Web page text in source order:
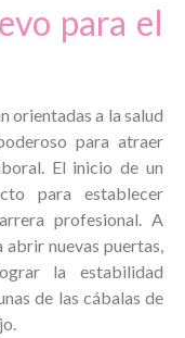
para el
orientadas a la salud
para atraer
El inicio de un
para establecer
profesional. A
abrir nuevas puertas,
la estabilidad
de las cábalas de